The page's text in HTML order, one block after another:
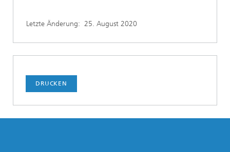
Letzte Änderung: 25. August 2020
DRUCKEN